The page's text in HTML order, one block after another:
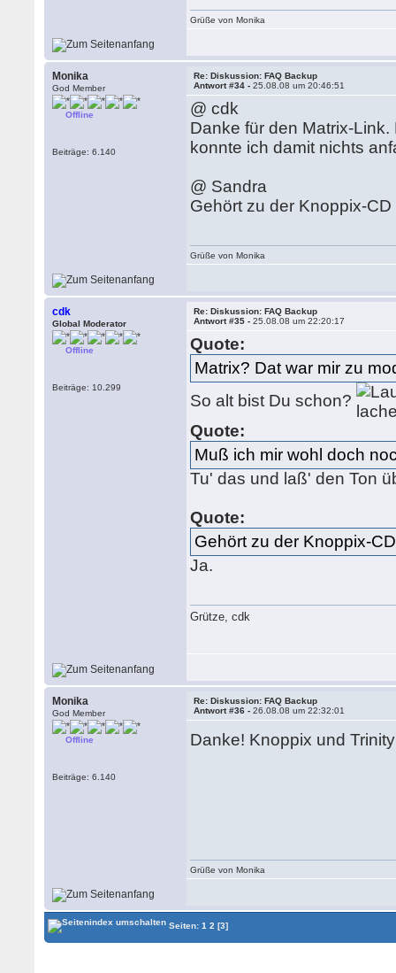
Grüße von Monika
Monika
God Member
Offline
Beiträge: 6.140
Re: Diskussion: FAQ Backup
Antwort #34 -25.08.08 um 20:46:51
@ cdk
Danke für den Matrix-
konnte ich damit nichts
@ Sandra
Gehört zu der Knoppix-
Grüße von Monika
cdk
Global Moderator
Offline
Beiträge: 10.299
Re: Diskussion: FAQ Backup
Antwort #35 -25.08.08 um 22:20:17
Quote:
Matrix? Dat war mir zu
So alt bist Du schon?
Quote:
Muß ich mir wohl doch
Tu' das und laß' den Ton
Quote:
Gehört zu der Knoppix-
Ja.
Grütze, cdk
Monika
God Member
Offline
Beiträge: 6.140
Re: Diskussion: FAQ Backup
Antwort #36 -26.08.08 um 22:32:01
Danke! Knoppix und
Grüße von Monika
Seiten:1 2 [3]